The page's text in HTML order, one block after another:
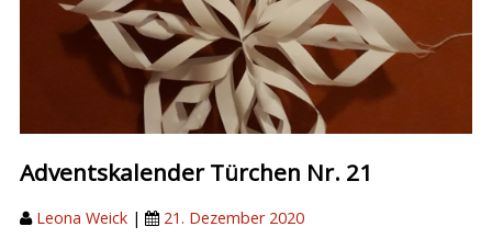
Adventskalender Türchen Nr. 21
Leona Weick| 21. Dezember 2020